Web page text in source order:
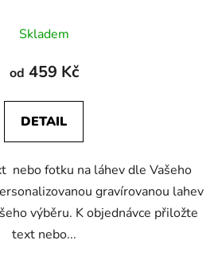
hodnocení
produktu
5,0
z
hvězdiček.
Skladem
od 459 Kč
DETAIL
nebo fotku na láhev dle Vašeho
gravírovanou lahev
výběru. K objednávce přiložte
text nebo...